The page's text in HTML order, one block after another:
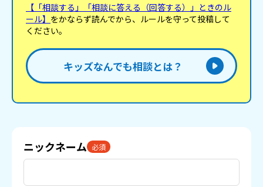
【「相談する」「相談に答える（回答する）」ときのル
ール】 をかならず読んでから、ルールを守って投稿して
ください。
キッズなんでも相談とは？
ニックネーム 必須